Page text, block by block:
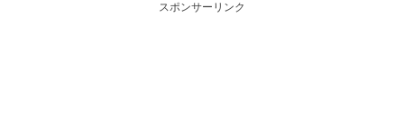
スポンサーリンク